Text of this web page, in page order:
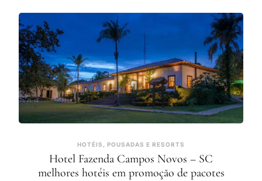
HOTÉIS, POUSADAS E RESORTS
Hotel Fazenda Campos Novos – SC
melhores hotéis em promoção de pacotes